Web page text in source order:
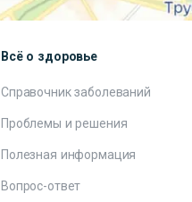
Всё о здоровье
Справочник заболеваний
Проблемы и решения
Полезная информация
Вопрос-ответ